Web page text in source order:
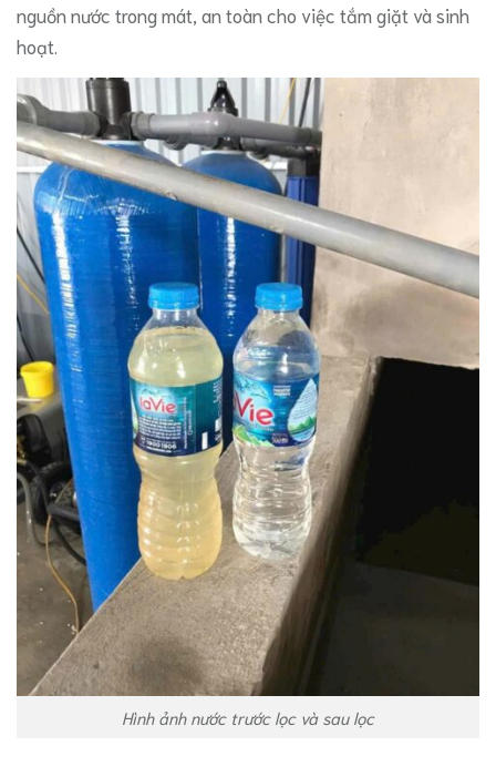
nguồn nước trong mát, an toàn cho việc tắm giặt và sinh
hoạt.
Hình ảnh nước trước lọc và sau lọc